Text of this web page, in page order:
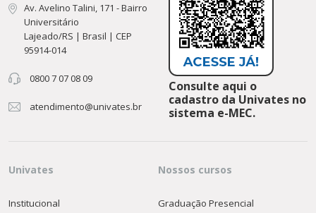
Av. Avelino Talini, 171 - Bairro
Universitário
Lajeado/RS | Brasil | CEP
95914-014
0800 7 07 08 09
atendimento@univates.br
Consulte aqui o
cadastro da Univates no
sistema e-MEC.
Univates
Institucional
Nossos cursos
Graduação Presencial